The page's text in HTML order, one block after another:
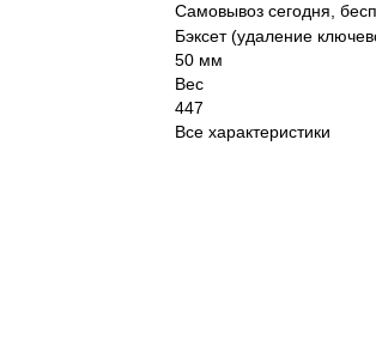
Самовывоз сегодня,
Бэксет (удаление
50 мм
Вес
447
Все характеристики